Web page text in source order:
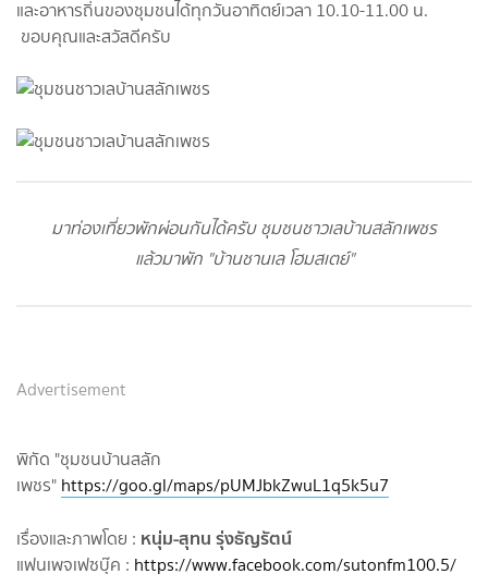
และอาหารถิ่นของชุมชนได้ทุกวันอาทิตย์เวลา 10.10-11.00 น.
ขอบคุณและสวัสดีครับ
มาท่องเที่ยวพักผ่อนกันได้ครับ ชุมชนชาวเลบ้านสลักเพชร
แล้วมาพัก "บ้านชานเล โฮมสเตย์"
Advertisement
พิกัด "ชุมชนบ้านสลัก
เพชร" https://goo.gl/maps/pUMJbkZwuL1q5k5u7
เรื่องและภาพโดย : หนุ่ม-สุทน รุ่งธัญรัตน์
แฟนเพจเฟซบุ๊ค : https://www.facebook.com/sutonfm100.5/